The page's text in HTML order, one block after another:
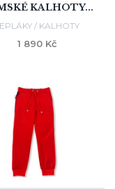
KALHOTY...
/ KALHOTY
1 890 Kč